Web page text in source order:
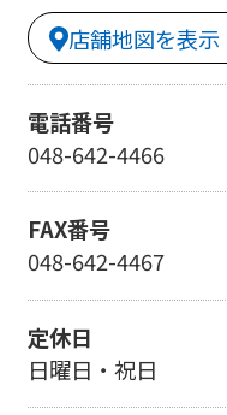
店舗地図を表示
電話番号
048-642-4466
FAX番号
048-642-4467
定休日
日曜日・祝日